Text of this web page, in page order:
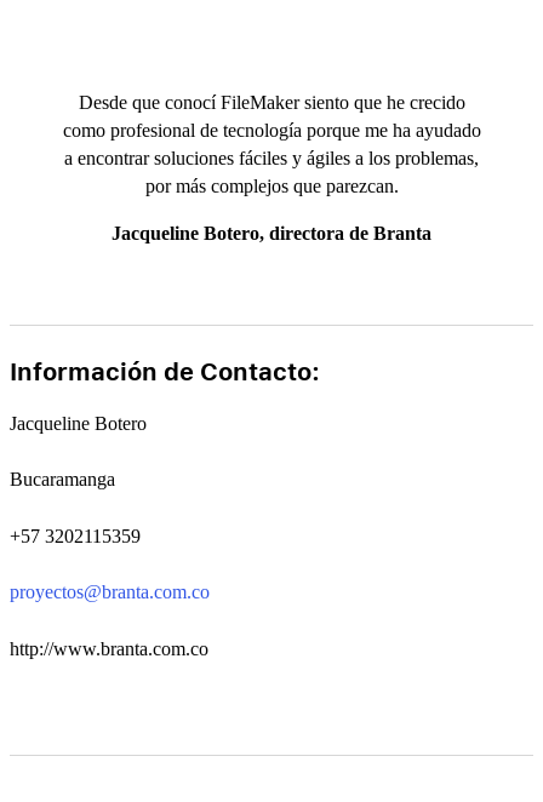
Desde que conocí FileMaker siento que he crecido
como profesional de tecnología porque me ha ayudado
a encontrar soluciones fáciles y ágiles a los problemas,
por más complejos que parezcan.
Jacqueline Botero, directora de Branta
Información de Contacto:
Jacqueline Botero
Bucaramanga
+57 3202115359
proyectos@branta.com.co
http://www.branta.com.co